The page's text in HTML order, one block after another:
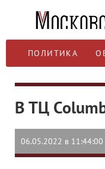
ПОЛИТИКА
В ТЦ
06.05.2022 в 11:44:00